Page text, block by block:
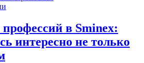
в Sminex:
интересно не только